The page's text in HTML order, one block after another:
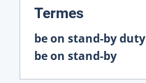
Termes
be on stand-by duty
be on stand-by